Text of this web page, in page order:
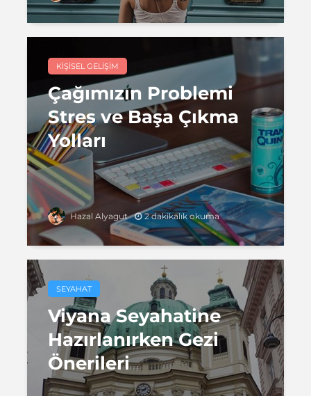
KIŞISEL GELIŞIM
Çağımızın Problemi
Stres ve Başa Çıkma
Yolları
Hazal Alyagut 2 dakikalık okuma
SEYAHAT
Viyana Seyahatine
Hazırlanırken Gezi
Önerileri